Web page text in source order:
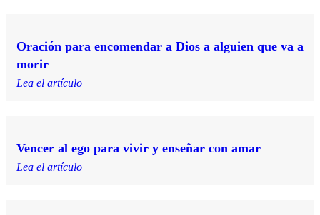
Oración para encomendar a Dios a alguien que va a
morir
Lea el artículo
Vencer al ego para vivir y enseñar con amar
Lea el artículo